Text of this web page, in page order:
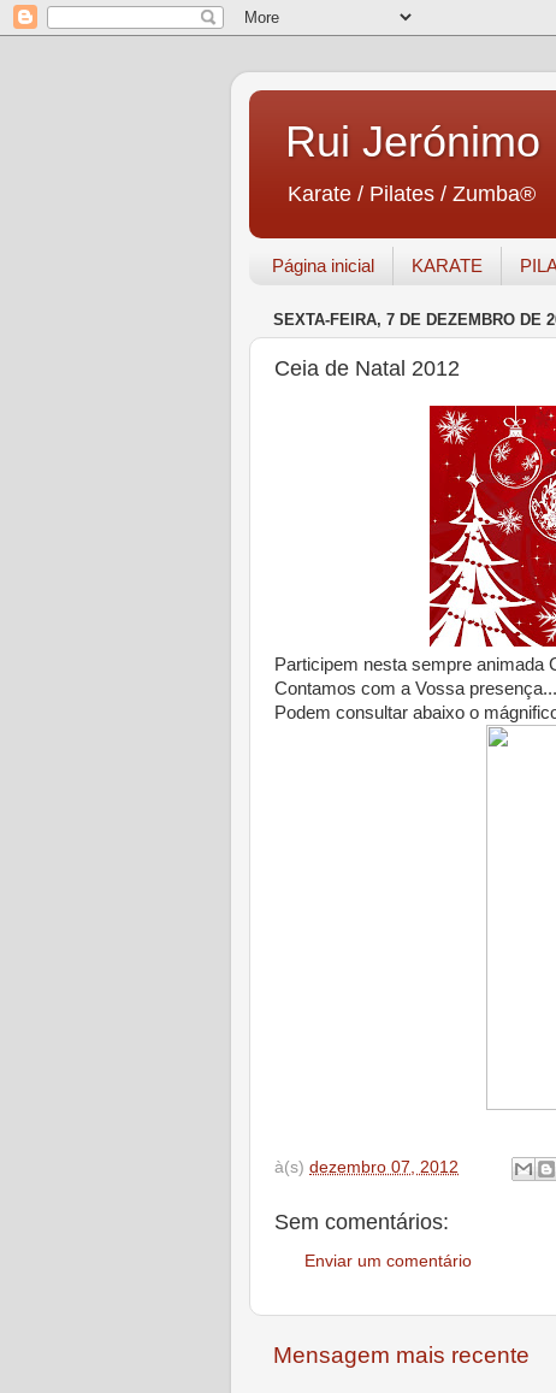
Rui Jerónimo
Karate / Pilates / Zumba®
Página inicial KARATE
SEXTA-FEIRA, 7 DE DEZEMBRO DE
Ceia de Natal 2012
Participem nesta sempre animada
Contamos com a Vossa presença...
Podem consultar abaixo o
à(s) dezembro 07, 2012
Sem comentários:
Enviar um comentário
Mensagem mais recente